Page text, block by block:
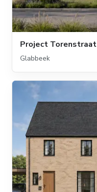
Project Torenstraat
Glabbeek